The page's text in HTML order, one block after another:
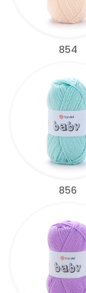
854
856